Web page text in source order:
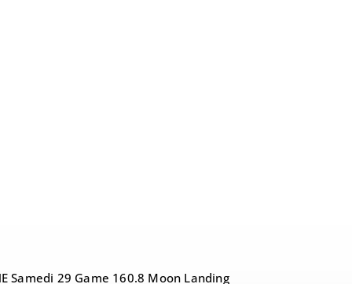
Samedi 29 Game 160.8 Moon Landing